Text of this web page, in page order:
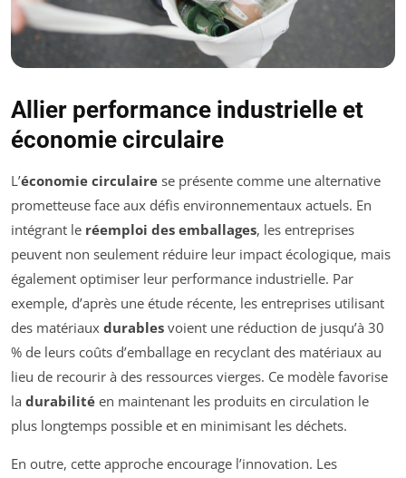
Allier performance industrielle et
économie circulaire
L’économie circulaire se présente comme une alternative
prometteuse face aux défis environnementaux actuels. En
intégrant le réemploi des emballages, les entreprises
peuvent non seulement réduire leur impact écologique, mais
également optimiser leur performance industrielle. Par
exemple, d’après une étude récente, les entreprises utilisant
des matériaux durables voient une réduction de jusqu’à 30
% de leurs coûts d’emballage en recyclant des matériaux au
lieu de recourir à des ressources vierges. Ce modèle favorise
la durabilité en maintenant les produits en circulation le
plus longtemps possible et en minimisant les déchets.
En outre, cette approche encourage l’innovation. Les